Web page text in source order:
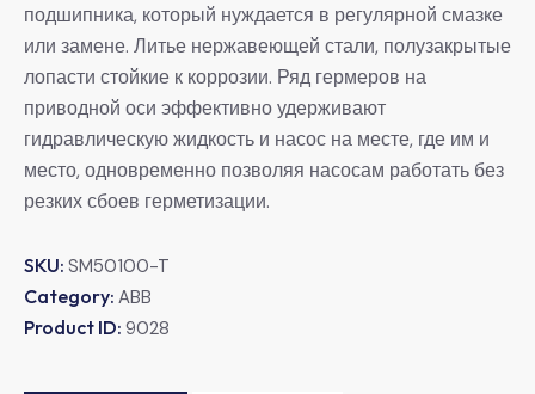
подшипника, который нуждается в регулярной смазке
или замене. Литье нержавеющей стали, полузакрытые
лопасти стойкие к коррозии. Ряд гермеров на
приводной оси эффективно удерживают
гидравлическую жидкость и насос на месте, где им и
место, одновременно позволяя насосам работать без
резких сбоев герметизации.
SKU: SM50100-T
Category: ABB
Product ID: 9028